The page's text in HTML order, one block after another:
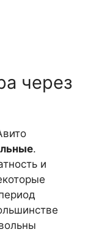
через
.
и